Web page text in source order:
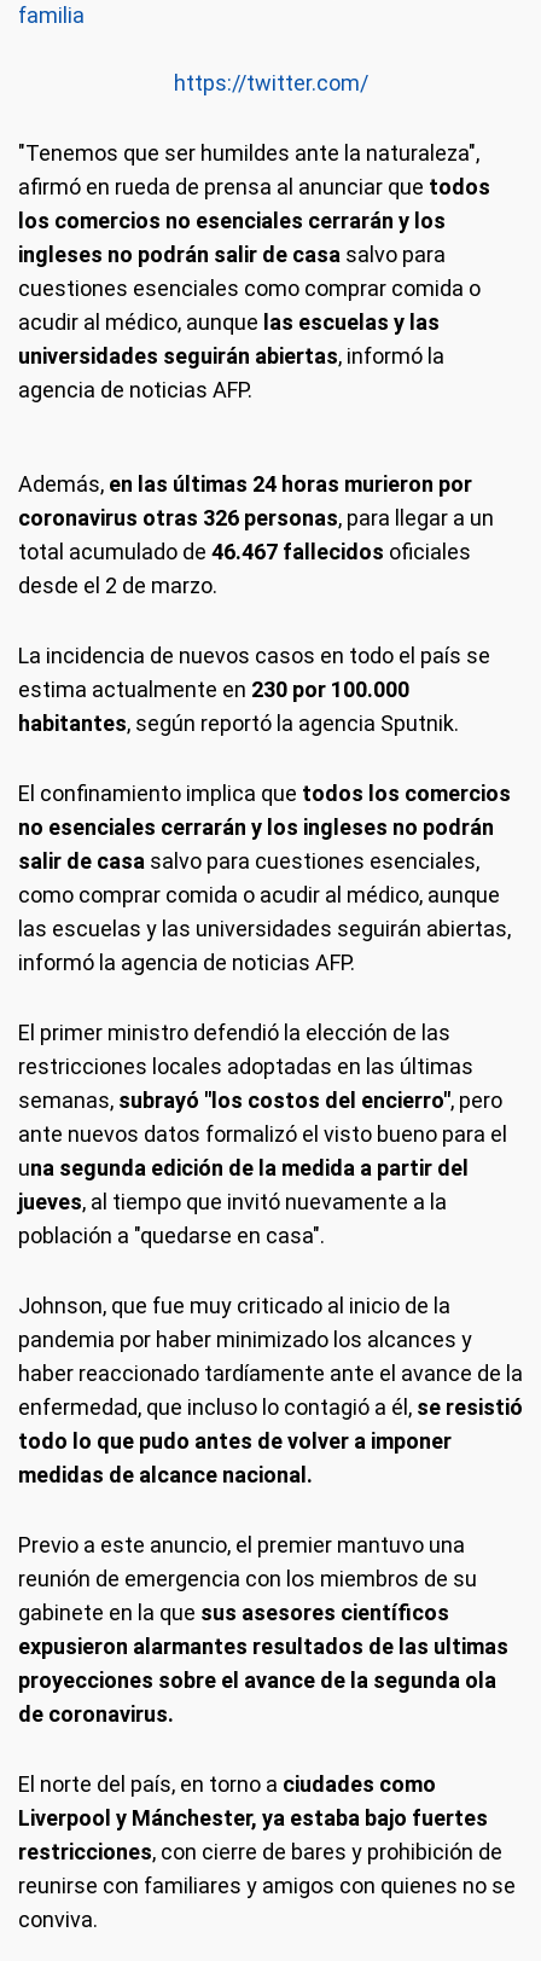
familia
https://twitter.com/
"Tenemos que ser humildes ante la naturaleza",
afirmó en rueda de prensa al anunciar que todos
los comercios no esenciales cerrarán y los
ingleses no podrán salir de casa salvo para
cuestiones esenciales como comprar comida o
acudir al médico, aunque las escuelas y las
universidades seguirán abiertas, informó la
agencia de noticias AFP.
Además, en las últimas 24 horas murieron por
coronavirus otras 326 personas, para llegar a un
total acumulado de 46.467 fallecidos oficiales
desde el 2 de marzo.
La incidencia de nuevos casos en todo el país se
estima actualmente en 230 por 100.000
habitantes, según reportó la agencia Sputnik.
El confinamiento implica que todos los comercios
no esenciales cerrarán y los ingleses no podrán
salir de casa salvo para cuestiones esenciales,
como comprar comida o acudir al médico, aunque
las escuelas y las universidades seguirán abiertas,
informó la agencia de noticias AFP.
El primer ministro defendió la elección de las
restricciones locales adoptadas en las últimas
semanas, subrayó "los costos del encierro", pero
ante nuevos datos formalizó el visto bueno para el
una segunda edición de la medida a partir del
jueves, al tiempo que invitó nuevamente a la
población a "quedarse en casa".
Johnson, que fue muy criticado al inicio de la
pandemia por haber minimizado los alcances y
haber reaccionado tardíamente ante el avance de la
enfermedad, que incluso lo contagió a él, se resistió
todo lo que pudo antes de volver a imponer
medidas de alcance nacional.
Previo a este anuncio, el premier mantuvo una
reunión de emergencia con los miembros de su
gabinete en la que sus asesores científicos
expusieron alarmantes resultados de las ultimas
proyecciones sobre el avance de la segunda ola
de coronavirus.
El norte del país, en torno a ciudades como
Liverpool y Mánchester, ya estaba bajo fuertes
restricciones, con cierre de bares y prohibición de
reunirse con familiares y amigos con quienes no se
conviva.